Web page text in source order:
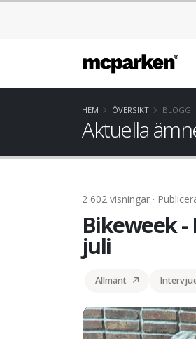
HEM ÖVERSIKT BLOGG
Aktuella
2 602 visningar ·
Bikeweek
juli
Allmänt
Bikeweek - Missa inte den